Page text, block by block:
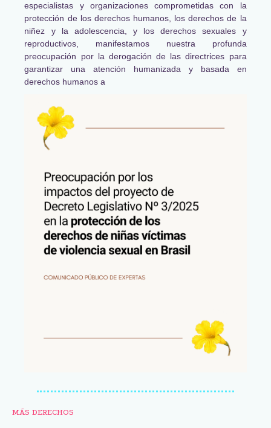
especialistas y organizaciones comprometidas con la
protección de los derechos humanos, los derechos de la
niñez y la adolescencia, y los derechos sexuales y
reproductivos, manifestamos nuestra profunda
preocupación por la derogación de las directrices para
garantizar una atención humanizada y basada en
derechos humanos a
MÁS DERECHOS